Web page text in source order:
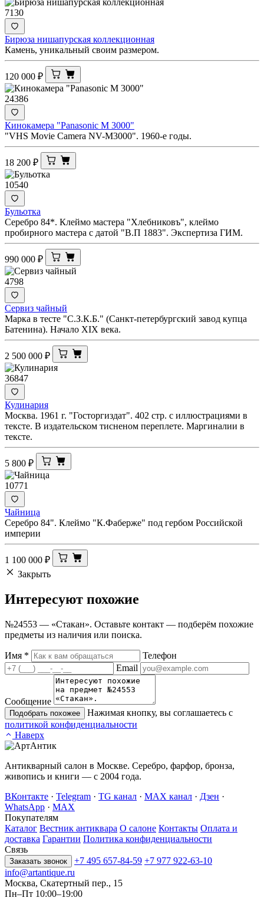
7130
Бирюза нишапурская коллекционная
Камень, уникальный своим размером.
120 000 ₽
24386
Кинокамера "Panasonic M 3000"
"VHS Movie Camera NV-M3000". 1960-е годы.
18 200 ₽
10540
Бульотка
Серебро 84*. Клеймо мастера "Хлебниковъ", клеймо
пробирного мастера с датой "В.П 1883". Экспертиза ГИМ.
990 000 ₽
4798
Сервиз чайный
Марка в тесте "С.З.К.Б." (Санкт-петербургский завод купца
Батенина). Начало XIX века.
2 500 000 ₽
36847
Кулинария
Москва. 1961 г. "Госторгиздат". 402 стр. с иллюстрациями в
тексте. В издательском тисненом переплете. Маргиналии в
тексте.
5 800 ₽
10771
Чайница
Серебро 84". Клеймо "К.Фаберже" под гербом Российской
империи
1 100 000 ₽
Закрыть
Интересуют похожие
№24553 — «Стакан». Оставьте контакт — подберём похожие
предметы из наличия или поиска.
Имя *
Телефон
Email
Сообщение
Подобрать похожее
Нажимая кнопку, вы соглашаетесь с
политикой конфиденциальности
Наверх
Антикварный салон в Москве. Серебро, фарфор, бронза,
живопись и книги — с 2004 года.
ВКонтакте · Telegram · TG канал · MAX канал · Дзен ·
WhatsApp · MAX
Покупателям
Каталог Вестник антиквара О салоне Контакты Оплата и
доставка Гарантии Политика конфиденциальности
Связь
Заказать звонок +7 495 657-84-59 +7 977 922-63-10
info@artantique.ru
Москва, Скатертный пер., 15
Пн–Пт 10:00–19:00